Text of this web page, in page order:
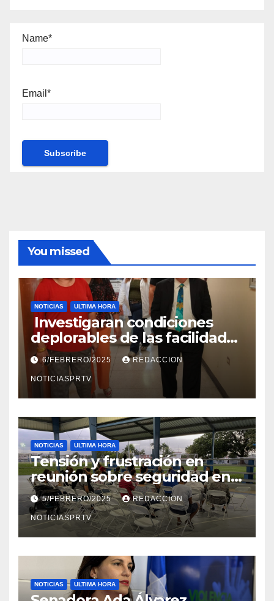
Name*
Email*
You missed
NOTICIAS ULTIMA HORA
Investigaran condiciones
deplorables de las facilidades
el Departamento de la Salud
en Mayagüez
6/FEBRERO/2025 REDACCION
NOTICIASPRTV
NOTICIAS ULTIMA HORA
Tensión y frustración en
reunión sobre seguridad en
Reparto Metropolitano
5/FEBRERO/2025 REDACCION
NOTICIASPRTV
NOTICIAS ULTIMA HORA